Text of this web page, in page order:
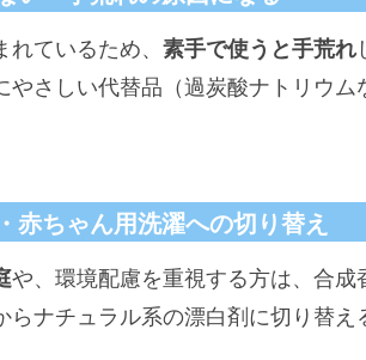
ているため、 素手で使うと手荒れ
やさしい代替品（過炭酸ナトリウム
赤ちゃん用洗濯への切り替え
や、環境配慮を重視する方は、合
らナチュラル系の漂白剤に切り替え